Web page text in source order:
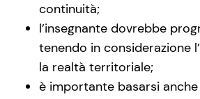
continuità;
l’insegnante dovrebbe
tenendo in considerazione
la realtà territoriale;
è importante basarsi